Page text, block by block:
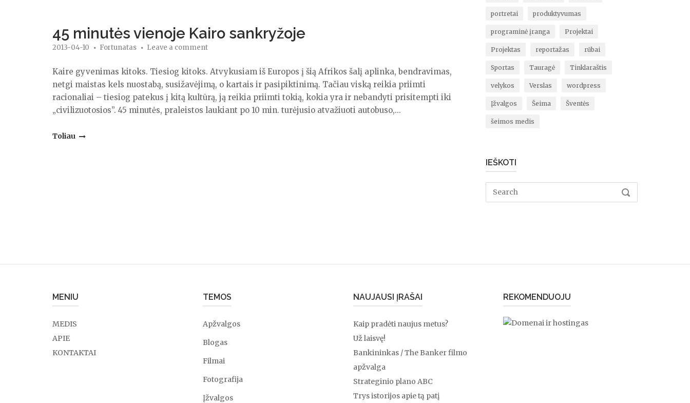
45 minutės vienoje Kairo sankryžoje
2013-04-10 Fortunatas Leave a comment
Kaire gyvenimas kitoks. Tiesiog kitoks. Atvykusiam iš Europos į šią Afrikos šalį aplinka, bendravimas,
netgi maistas kels nuostabą, susižavėjimą, o kartais ir pasipiktinimą. Tačiau viską reikia priimti
racionaliai – tiesiog patekus į kitą kultūrą, ją reikia priimti tokią, kokia yra ir nebandyti prisitempti iki
„civilizuotosios”. 45 minutės, praleistos laukiant po 10 min. turėjusio atvažiuoti autobuso,...
"45
Toliau
portretai produktyvumas
programinė įranga Projektai
Projektas reportažas rūbai
Sportas Tauragė Tinklaraštis
velykos Verslas wordpress
Įžvalgos Šeima Šventės
šeimos medis
IEŠKOTI
Search
SEARCH
MENIU
MEDIS
APIE
KONTAKTAI
TEMOS
Apžvalgos
Blogas
Filmai
Fotografija
Įžvalgos
NAUJAUSI ĮRAŠAI
Kaip pradėti naujus metus?
Už laisvę!
Bankininkas / The Banker filmo
apžvalga
Strateginio plano ABC
Trys istorijos apie tą patį
REKOMENDUOJU